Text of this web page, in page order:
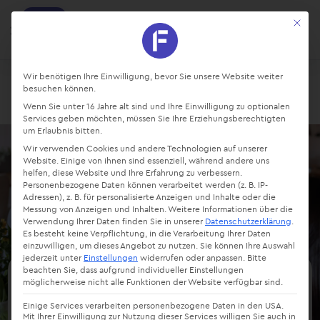
Projekte und Aufgaben managen
Kostenlos - Bei Google Play
Ansehen
Starte kostenlos
factro für Microsoft Teams
Mit
Datenschutz-Präferenz
Wir benötigen Ihre Einwilligung, bevor Sie unsere Website weiter
besuchen können.
Wenn Sie unter 16 Jahre alt sind und Ihre Einwilligung zu optionalen
Services geben möchten, müssen Sie Ihre Erziehungsberechtigten
um Erlaubnis bitten.
Wir verwenden Cookies und andere Technologien auf unserer
Website. Einige von ihnen sind essenziell, während andere uns
helfen, diese Website und Ihre Erfahrung zu verbessern.
Personenbezogene Daten können verarbeitet werden (z. B. IP-
Adressen), z. B. für personalisierte Anzeigen und Inhalte oder die
Messung von Anzeigen und Inhalten.Weitere Informationen über die
Verwendung Ihrer Daten finden Sie in unserer Datenschutzerklärung.
Es besteht keine Verpflichtung, in die Verarbeitung Ihrer Daten
einzuwilligen, um dieses Angebot zu nutzen. Sie können Ihre Auswahl
jederzeit unter Einstellungen widerrufen oder anpassen. Bitte
beachten Sie, dass aufgrund individueller Einstellungen
möglicherweise nicht alle Funktionen der Website verfügbar sind.
Einige Services verarbeiten personenbezogene Daten in den USA.
Mit Ihrer Einwilligung zur Nutzung dieser Services willigen Sie auch in